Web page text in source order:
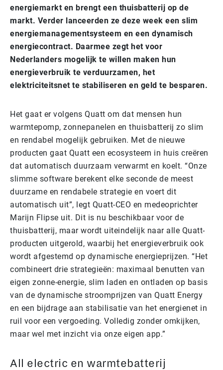
energiemarkt en brengt een thuisbatterij op de
markt. Verder lanceerden ze deze week een slim
energiemanagementsysteem en een dynamisch
energiecontract. Daarmee zegt het voor
Nederlanders mogelijk te willen maken hun
energieverbruik te verduurzamen, het
elektriciteitsnet te stabiliseren en geld te besparen.
Het gaat er volgens Quatt om dat mensen hun
warmtepomp, zonnepanelen en thuisbatterij zo slim
en rendabel mogelijk gebruiken. Met de nieuwe
producten gaat Quatt een ecosysteem in huis creëren
dat automatisch duurzaam verwarmt en koelt. “Onze
slimme software berekent elke seconde de meest
duurzame en rendabele strategie en voert dit
automatisch uit”, legt Quatt-CEO en medeoprichter
Marijn Flipse uit. Dit is nu beschikbaar voor de
thuisbatterij, maar wordt uiteindelijk naar alle Quatt-
producten uitgerold, waarbij het energieverbruik ook
wordt afgestemd op dynamische energieprijzen. “Het
combineert drie strategieën: maximaal benutten van
eigen zonne-energie, slim laden en ontladen op basis
van de dynamische stroomprijzen van Quatt Energy
en een bijdrage aan stabilisatie van het energienet in
ruil voor een vergoeding. Volledig zonder omkijken,
maar wel met inzicht via onze eigen app.”
All electric en warmtebatterij